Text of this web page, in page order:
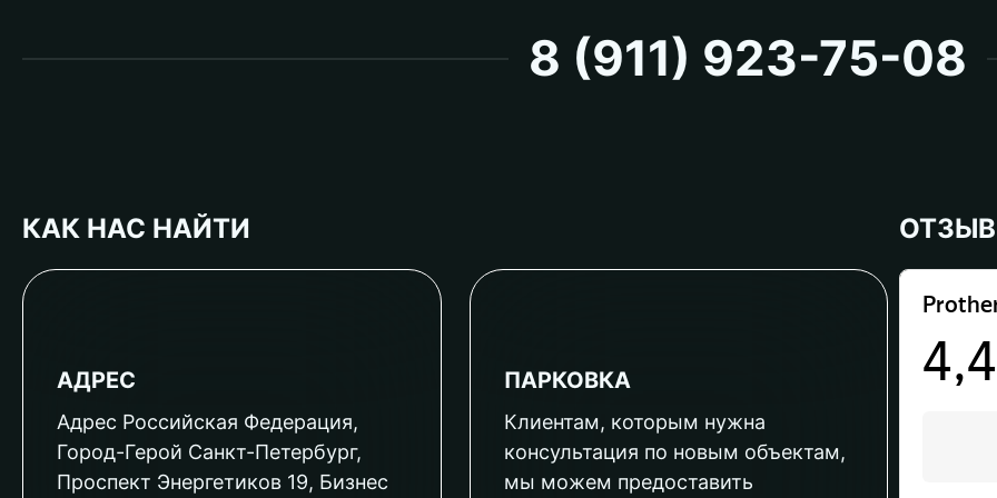
8 (911) 923-75-08
КАК НАС НАЙТИ
АДРЕС
Адрес Российская Федерация,
Город-Герой Санкт-Петербург,
Проспект Энергетиков 19, Бизнес
ПАРКОВКА
Клиентам, которым нужна
консультация по новым объектам,
мы можем предоставить